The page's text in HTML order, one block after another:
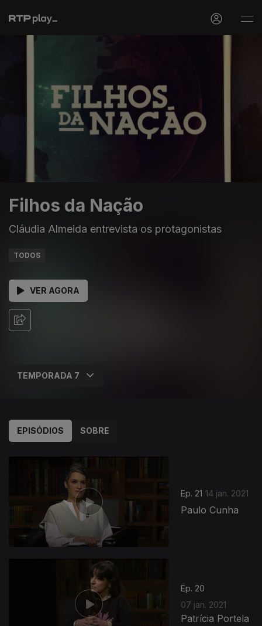
Filhos da Nação
Cláudia Almeida entrevista os protagonistas
TODOS
VER AGORA
EPISÓDIOS SOBRE
Ep. 21 14 jan. 2021
Paulo Cunha
Ep. 20
07 jan. 2021
Patrícia Portela